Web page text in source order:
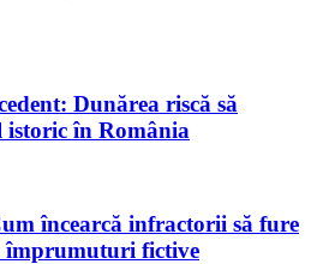
Dunărea riscă să
istoric în România
încearcă infractorii să fure
împrumuturi fictive